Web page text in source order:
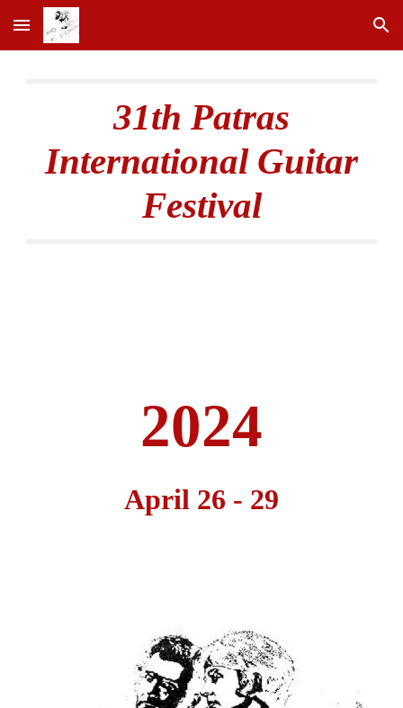
Skip to main content Skip to navigation
31th Patras
International Guitar
Festival
2024
April 26 - 29